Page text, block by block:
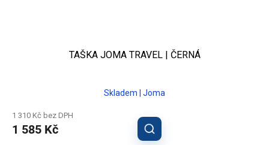
TAŠKA JOMA TRAVEL | ČERNÁ
Skladem | Joma
1 310 Kč bez DPH
1 585 Kč